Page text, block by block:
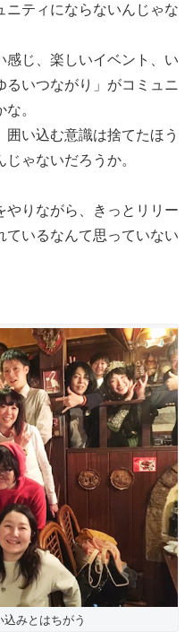
ティにならないんじゃな
じ、楽しいイベント、い
いつながり」がコミュニ
。
い込む意識は捨てたほう
ゃないだろうか。
りながら、きっとリリー
いるなんて思っていない
みとはちがう